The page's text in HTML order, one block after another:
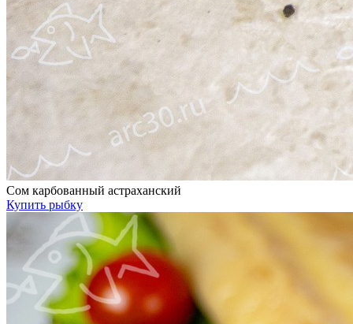
Сом карбованный астраханский
Купить рыбку